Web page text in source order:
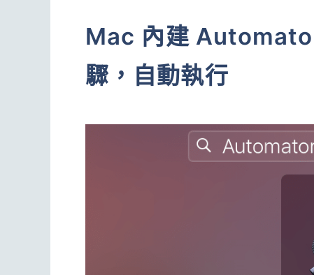
Mac 內建
驟，自動執行